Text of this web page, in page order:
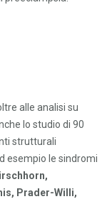
alle analisi su
lo studio di 90
strutturali
esempio le sindromi
Prader-Willi,